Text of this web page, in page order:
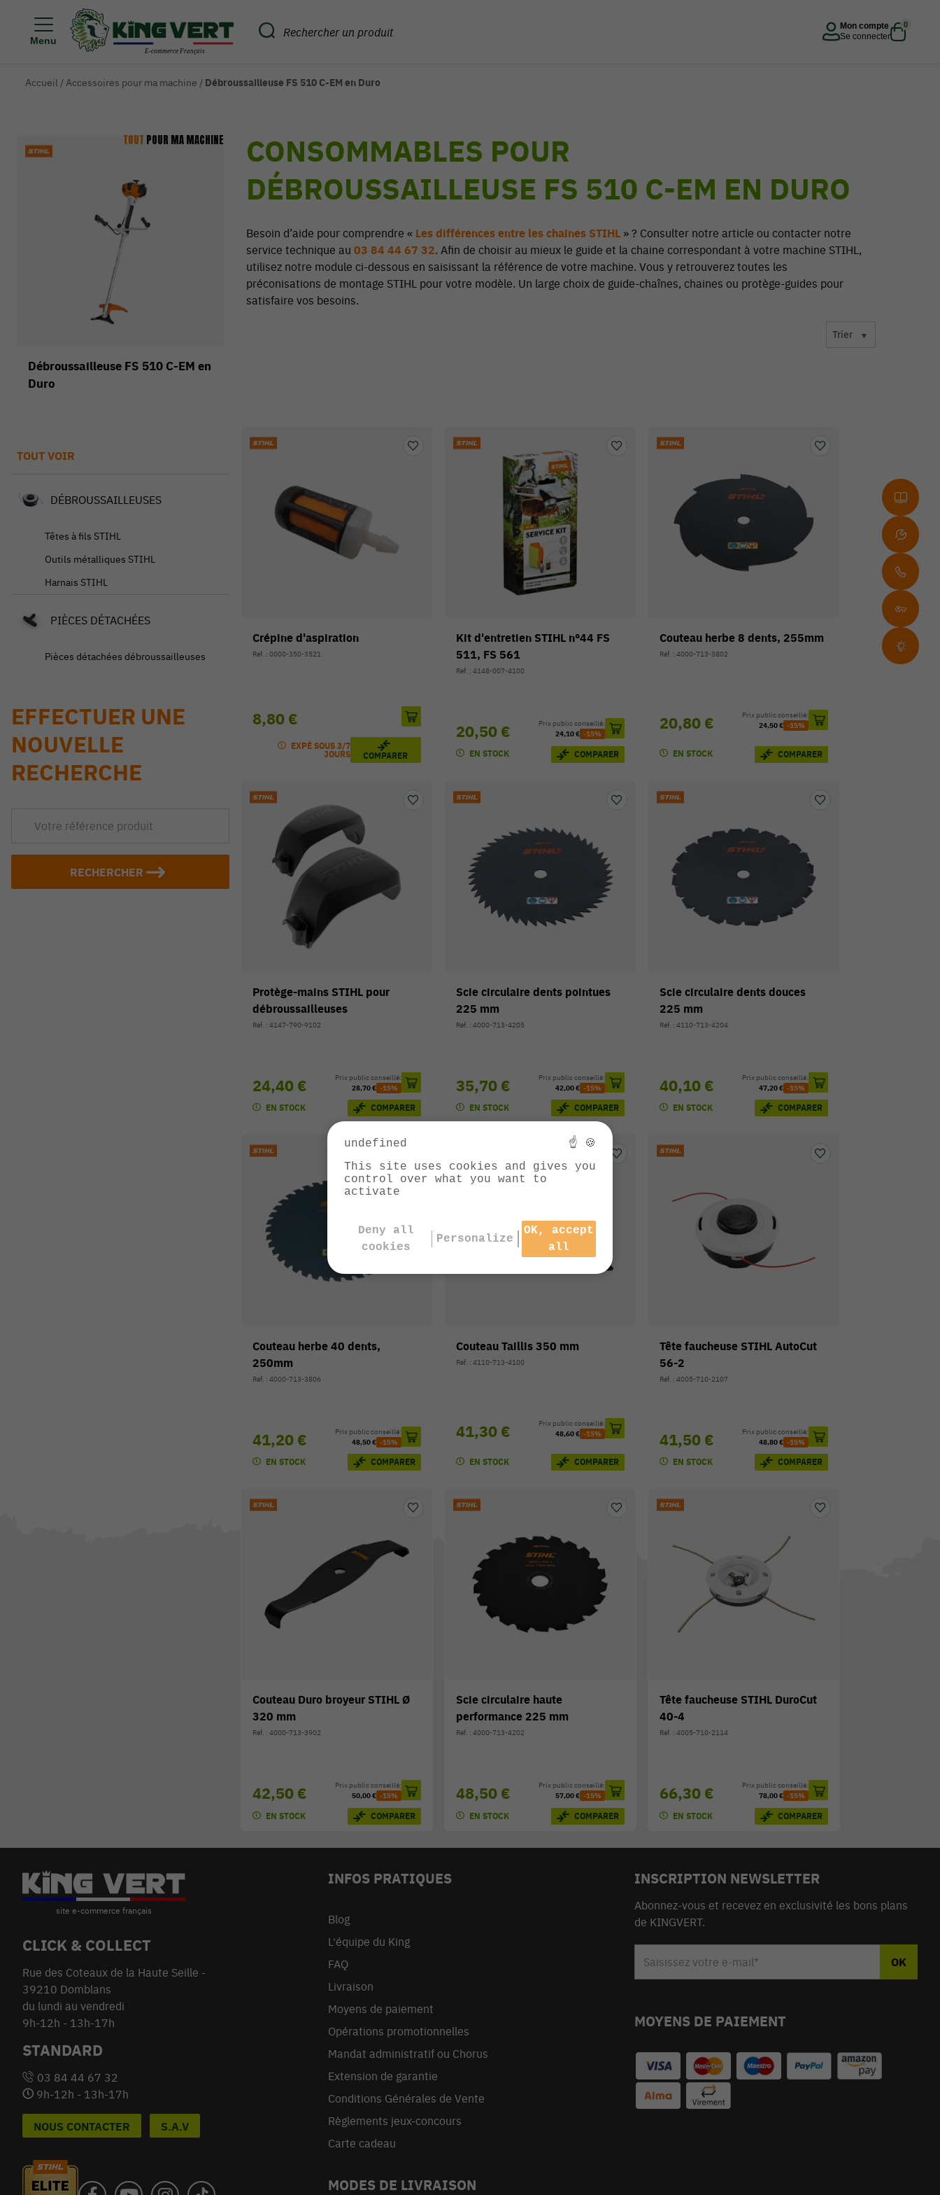
Menu
Mon compte
Se connecter
0
Accueil /Accessoires pour ma machine / Débroussailleuse FS 510 C-EM en Duro
TOUT POUR MA MACHINE
Débroussailleuse FS 510 C-EM en
Duro
CONSOMMABLES POUR
DÉBROUSSAILLEUSE FS 510 C-EM EN DURO
Besoin d’aide pour comprendre « Les différences entre les chaines STIHL » ? Consulter notre article ou contacter notre
service technique au 03 84 44 67 32. Afin de choisir au mieux le guide et la chaine correspondant à votre machine STIHL,
utilisez notre module ci-dessous en saisissant la référence de votre machine. Vous y retrouverez toutes les
préconisations de montage STIHL pour votre modèle. Un large choix de guide-chaînes, chaines ou protège-guides pour
satisfaire vos besoins.
Trier
TOUT VOIR
DÉBROUSSAILLEUSES
Têtes à fils STIHL
Outils métalliques STIHL
Harnais STIHL
PIÈCES DÉTACHÉES
Pièces détachées débroussailleuses
EFFECTUER UNE
NOUVELLE
RECHERCHE
RECHERCHER
Crépine d'aspiration
Réf. : 0000-350-3521
8,80 €
EXPÉ SOUS 3/7
JOURS
COMPARER
Kit d'entretien STIHL n°44 FS
511, FS 561
Réf. : 4148-007-4100
20,50 €
Prix public conseillé:
24,10 € -15%
EN STOCK COMPARER
Couteau herbe 8 dents, 255mm
Réf. : 4000-713-3802
20,80 €
Prix public conseillé:
24,50 € -15%
EN STOCK COMPARER
Protège-mains STIHL pour
débroussailleuses
Réf. : 4147-790-9102
24,40 €
Prix public conseillé:
28,70 € -15%
EN STOCK COMPARER
Scie circulaire dents pointues
225 mm
Réf. : 4000-713-4205
35,70 €
Prix public conseillé:
42,00 € -15%
EN STOCK COMPARER
Scie circulaire dents douces
225 mm
Réf. : 4110-713-4204
40,10 €
Prix public conseillé:
47,20 € -15%
EN STOCK COMPARER
Couteau herbe 40 dents,
250mm
Réf. : 4000-713-3806
41,20 €
Prix public conseillé:
48,50 € -15%
EN STOCK COMPARER
Couteau Taillis 350 mm
Réf. : 4110-713-4100
41,30 €
Prix public conseillé:
48,60 € -15%
EN STOCK COMPARER
Tête faucheuse STIHL AutoCut
56-2
Réf. : 4005-710-2107
41,50 €
Prix public conseillé:
48,80 € -15%
EN STOCK COMPARER
Couteau Duro broyeur STIHL Ø
320 mm
Réf. : 4000-713-3902
42,50 €
Prix public conseillé:
50,00 € -15%
EN STOCK COMPARER
Scie circulaire haute
performance 225 mm
Réf. : 4000-713-4202
48,50 €
Prix public conseillé:
57,00 € -15%
EN STOCK COMPARER
Tête faucheuse STIHL DuroCut
40-4
Réf. : 4005-710-2114
66,30 €
Prix public conseillé:
78,00 € -15%
EN STOCK COMPARER
CLICK & COLLECT
Rue des Coteaux de la Haute Seille -
39210 Domblans
du lundi au vendredi
9h-12h - 13h-17h
STANDARD
03 84 44 67 32
9h-12h - 13h-17h
NOUS CONTACTER S.A.V
INFOS PRATIQUES
Blog
L'équipe du King
FAQ
Livraison
Moyens de paiement
Opérations promotionnelles
Mandat administratif ou Chorus
Extension de garantie
Conditions Générales de Vente
Règlements jeux-concours
Carte cadeau
MODES DE LIVRAISON
INSCRIPTION NEWSLETTER
Abonnez-vous et recevez en exclusivité les bons plans
de KINGVERT.
MOYENS DE PAIEMENT
undefined
☝ 🍪
This site uses cookies and gives you
control over what you want to
activate
Deny all
cookies
Personalize
OK, accept
all